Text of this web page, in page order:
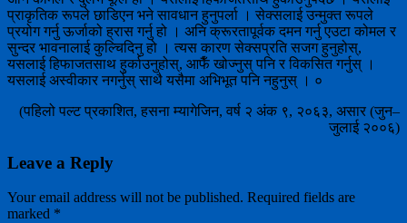
प्राकृतिक रूपले छाडिएन भने सावधान हुनुपर्ला । सेक्सलाई उन्मुक्त रूपले
प्रयोग गर्नु ऊर्जाको ह्रास गर्नु हो । अनि क्रूरतापूर्वक दमन गर्नु एउटा कोमल र
सुन्दर भावनालाई कुल्चिदिनु हो । त्यस कारण सेक्सप्रति सजग हुनुहोस्,
यसलाई हिफाजतसाथ हुर्काउनुहोस्, आफैँ खोज्नुस् पनि र विकसित गर्नुस् ।
यसलाई अस्वीकार नगर्नुस् साथै यसैमा अभिभूत पनि नहुनुस् । ०
(पहिलो पल्ट प्रकाशित, हसना म्यागेजिन, वर्ष २ अंक ९, २०६३, असार (जुन–
जुलाई २००६)
Leave a Reply
Your email address will not be published. Required fields are
marked *